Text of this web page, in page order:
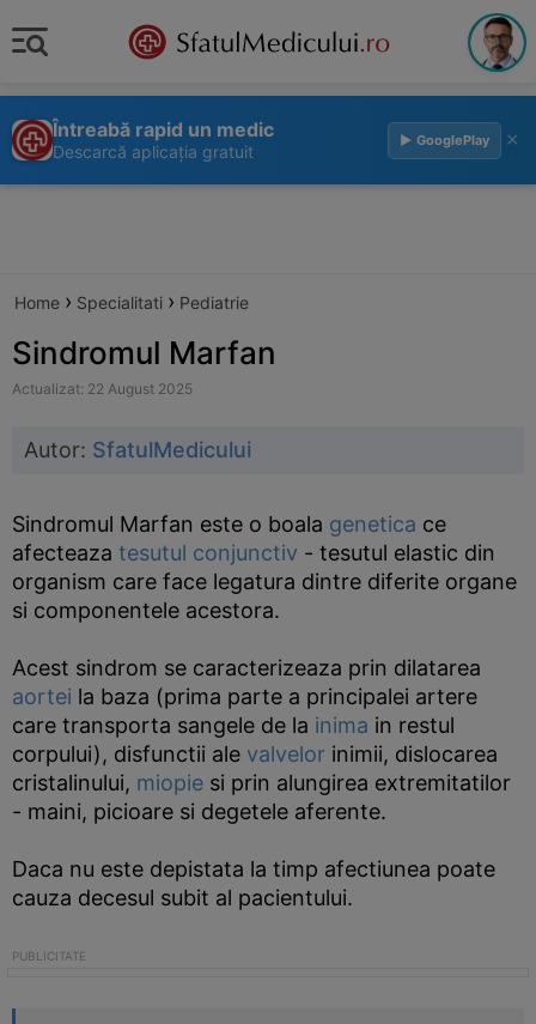
Întreabă rapid un medic
Descarcă aplicația gratuit
▶ GooglePlay ×
Home › Specialitati › Pediatrie
Sindromul Marfan
Actualizat: 22 August 2025
Autor: SfatulMedicului
Sindromul Marfan este o boala genetica ce
afecteaza tesutul conjunctiv - tesutul elastic din
organism care face legatura dintre diferite organe
si componentele acestora.
Acest sindrom se caracterizeaza prin dilatarea
aortei la baza (prima parte a principalei artere
care transporta sangele de la inima in restul
corpului), disfunctii ale valvelor inimii, dislocarea
cristalinului, miopie si prin alungirea extremitatilor
- maini, picioare si degetele aferente.
Daca nu este depistata la timp afectiunea poate
cauza decesul subit al pacientului.